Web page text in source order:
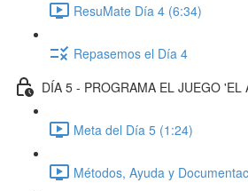
ResuMate Día 4 (6:34)
Repasemos el Día 4
DÍA 5 - PROGRAMA EL JUEGO 'EL
Meta del Día 5 (1:24)
Métodos, Ayuda y